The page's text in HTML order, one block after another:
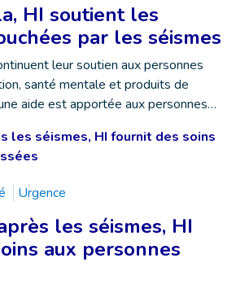
HI soutient les
par les séismes
leur soutien aux personnes
santé mentale et produits de
aide est apportée aux personnes…
Urgence
les séismes, HI
aux personnes